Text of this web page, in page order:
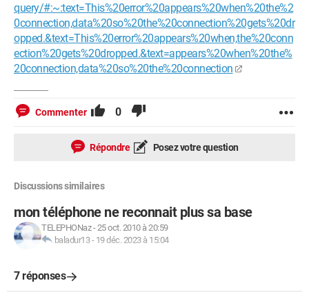
query/#:~:text=This%20error%20appears%20when%20the%2
0connection,data%20so%20the%20connection%20gets%20dr
opped.&text=This%20error%20appears%20when,the%20conn
ection%20gets%20dropped.&text=appears%20when%20the%
20connection,data%20so%20the%20connection
Commenter 0
Répondre Posez votre question
Discussions similaires
mon téléphone ne reconnait plus sa base
TELEPHONaz-25 oct. 2010 à 20:59
baladur13- 19 déc. 2023 à 15:04
7 réponses